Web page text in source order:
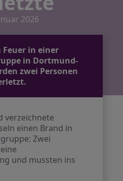
2026
Feuer in einer
in Dortmund-
zwei Personen
verzeichnete
einen Brand in
Zwei
und mussten ins